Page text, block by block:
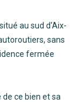
au sud d'Aix-
sans
fermée
ce bien et sa